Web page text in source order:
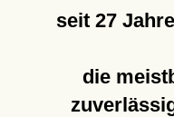
seit 27
die